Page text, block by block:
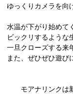
ゆっくりカメラを向
水温が下がり始めて
ビックリするような
一旦クローズする来
また、ぜひぜひ遊び
モアナリンクは